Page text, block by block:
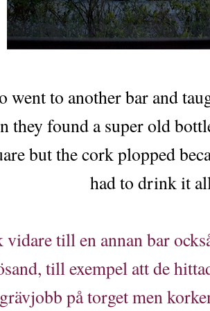
went to another bar and
they found a super old
but the cork plopped
had to drink it
till en annan bar
till exempel att de
på torget men